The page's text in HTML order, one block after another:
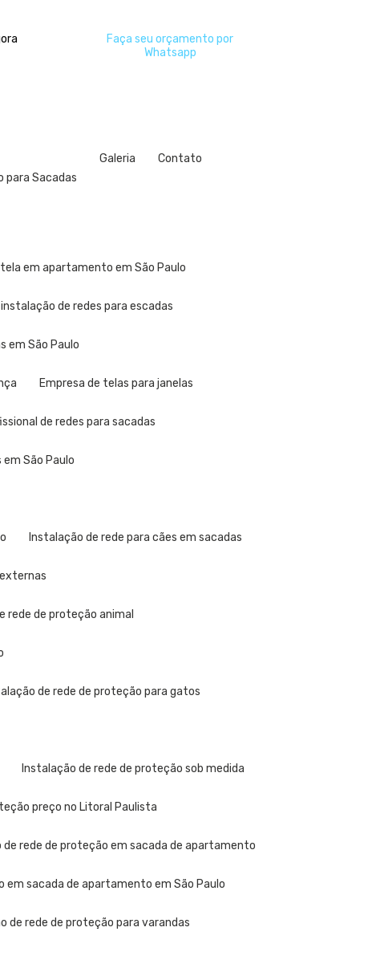
Faça seu orçamento por
Whatsapp
para Sacadas
Galeria Contato
tela em apartamento em São Paulo
instalação de redes para escadas
em São Paulo
Empresa de telas para janelas
de redes para sacadas
São Paulo
Instalação de rede para cães em sacadas
rede de proteção animal
de rede de proteção para gatos
Instalação de rede de proteção sob medida
preço no Litoral Paulista
de rede de proteção em sacada de apartamento
em sacada de apartamento em São Paulo
de rede de proteção para varandas